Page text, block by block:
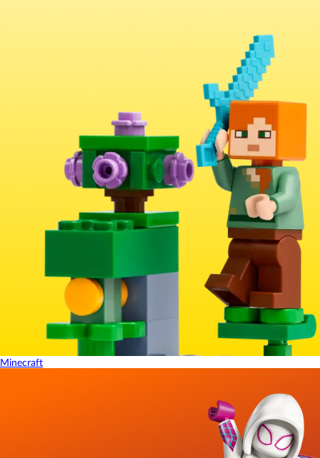
Minecraft